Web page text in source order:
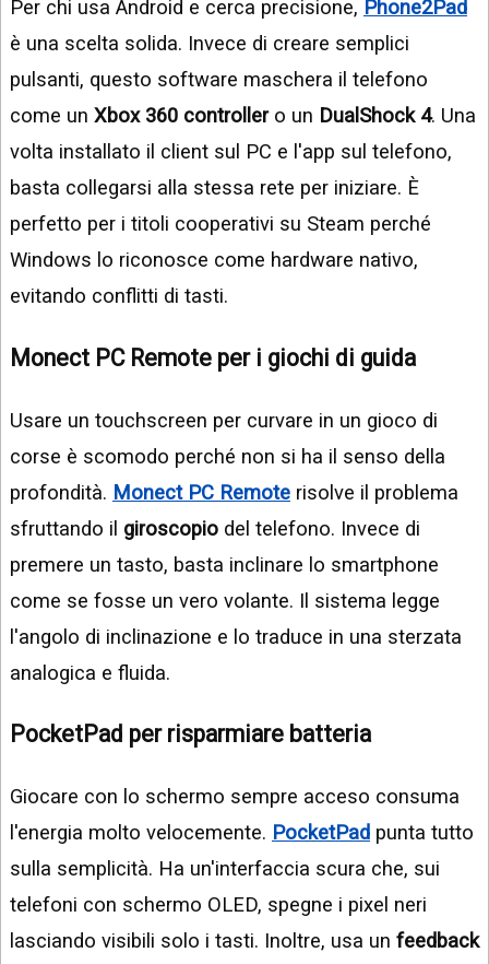
Per chi usa Android e cerca precisione, Phone2Pad
è una scelta solida. Invece di creare semplici
pulsanti, questo software maschera il telefono
come un Xbox 360 controllero un DualShock 4. Una
volta installato il client sul PC e l'app sul telefono,
basta collegarsi alla stessa rete per iniziare. È
perfetto per i titoli cooperativi su Steam perché
Windows lo riconosce come hardware nativo,
evitando conflitti di tasti.
Monect PC Remote per i giochi di guida
Usare un touchscreen per curvare in un gioco di
corse è scomodo perché non si ha il senso della
profondità. Monect PC Remote risolve il problema
sfruttando il giroscopio del telefono. Invece di
premere un tasto, basta inclinare lo smartphone
come se fosse un vero volante. Il sistema legge
l'angolo di inclinazione e lo traduce in una sterzata
analogica e fluida.
PocketPad per risparmiare batteria
Giocare con lo schermo sempre acceso consuma
l'energia molto velocemente. PocketPad punta tutto
sulla semplicità. Ha un'interfaccia scura che, sui
telefoni con schermo OLED, spegne i pixel neri
lasciando visibili solo i tasti. Inoltre, usa un feedback